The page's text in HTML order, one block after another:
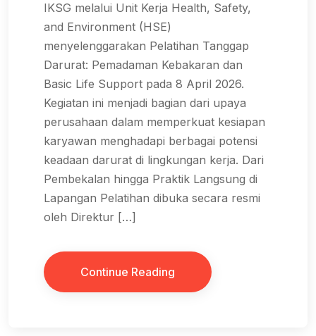
IKSG melalui Unit Kerja Health, Safety,
and Environment (HSE)
menyelenggarakan Pelatihan Tanggap
Darurat: Pemadaman Kebakaran dan
Basic Life Support pada 8 April 2026.
Kegiatan ini menjadi bagian dari upaya
perusahaan dalam memperkuat kesiapan
karyawan menghadapi berbagai potensi
keadaan darurat di lingkungan kerja. Dari
Pembekalan hingga Praktik Langsung di
Lapangan Pelatihan dibuka secara resmi
oleh Direktur […]
Continue Reading